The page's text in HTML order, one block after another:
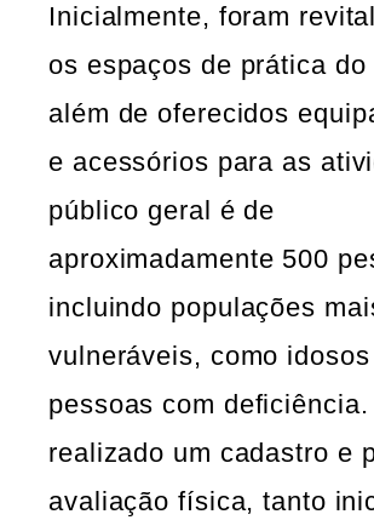
Inicialmente, foram
os espaços de prática do
além de oferecidos
e acessórios para as
público geral é de
aproximadamente 500
incluindo populações
vulneráveis, como idosos
pessoas com deficiência.
realizado um cadastro e
avaliação física, tanto